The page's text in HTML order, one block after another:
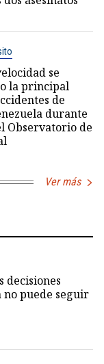
se
la principal
de
durante
Observatorio de
Ver más
decisiones
no puede seguir